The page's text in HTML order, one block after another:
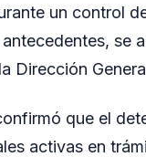
un control
se
Dirección
que el
activas en